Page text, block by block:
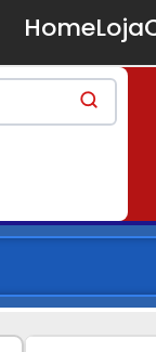
HomeLoja